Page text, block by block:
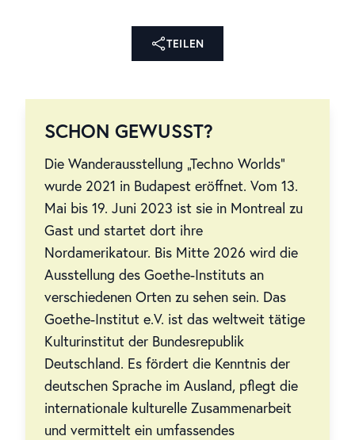
TEILEN
SCHON GEWUSST?
Die Wanderausstellung „Techno Worlds“
wurde 2021 in Budapest eröffnet. Vom 13.
Mai bis 19. Juni 2023 ist sie in Montreal zu
Gast und startet dort ihre
Nordamerikatour. Bis Mitte 2026 wird die
Ausstellung des Goethe-Instituts an
verschiedenen Orten zu sehen sein. Das
Goethe-Institut e.V. ist das weltweit tätige
Kulturinstitut der Bundesrepublik
Deutschland. Es fördert die Kenntnis der
deutschen Sprache im Ausland, pflegt die
internationale kulturelle Zusammenarbeit
und vermittelt ein umfassendes